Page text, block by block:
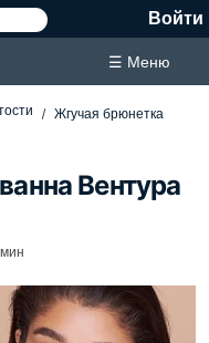
Войти
☰ Меню
Жгучая брюнетка
Вентура
мин